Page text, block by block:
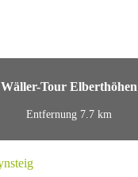
Wäller-Tour Elberthöhen
Entfernung 7.7 km